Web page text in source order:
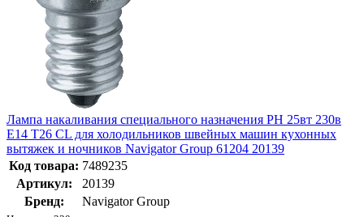
Лампа накаливания специального назначения РН 25вт 230в
Е14 T26 CL для холодильников швейных машин кухонных
вытяжек и ночников Navigator Group 61204 20139
Код товара: 7489235
Артикул:
20139
Бренд:
Navigator Group